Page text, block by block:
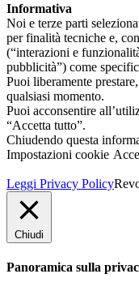
Informativa
Noi e terze parti
per finalità tecniche e,
(“interazioni e
pubblicità”) come
Puoi liberamente
qualsiasi momento.
Puoi acconsentire
“Accetta tutto”.
Chiudendo questa
Impostazioni cookie
Leggi Privacy Policy
Chiudi
Panoramica sulla